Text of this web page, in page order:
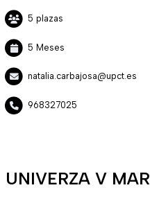
5 plazas
5 Meses
natalia.carbajosa@upct.es
968327025
UNIVERZA V